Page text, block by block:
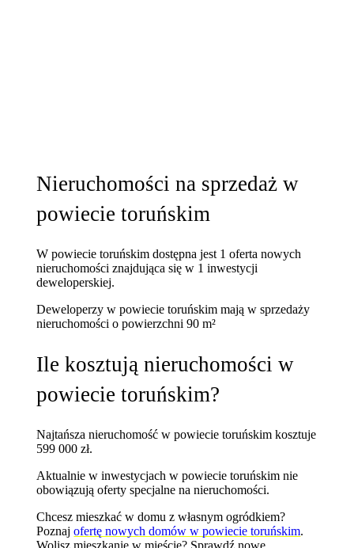
Nieruchomości na sprzedaż w
powiecie toruńskim
W powiecie toruńskim dostępna jest 1 oferta nowych
nieruchomości znajdująca się w 1 inwestycji
deweloperskiej.
Deweloperzy w powiecie toruńskim mają w sprzedaży
nieruchomościo powierzchni 90 m²
Ile kosztują nieruchomości w
powiecie toruńskim?
Najtańsza nieruchomość w powiecie toruńskim kosztuje
599 000 zł.
Aktualnie w inwestycjach w powiecie toruńskim nie
obowiązują oferty specjalne na nieruchomości.
Chcesz mieszkać w domu z własnym ogródkiem?
Poznajofertę nowych domów w powiecie toruńskim.
Wolisz mieszkanie w mieście? Sprawdźnowe